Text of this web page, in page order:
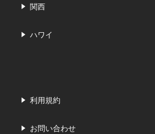
関西
ハワイ
利用規約
お問い合わせ